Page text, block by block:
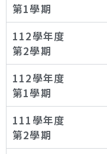
第1學期
112學年度
第2學期
112學年度
第1學期
111學年度
第2學期